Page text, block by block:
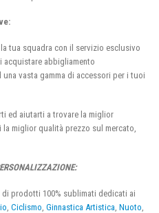
tua squadra con il servizio esclusivo
acquistare abbigliamento
vasta gamma di accessori per i tuoi
ed aiutarti a trovare la miglior
miglior qualità prezzo sul mercato,
prodotti 100% sublimati dedicati ai
Ciclismo Ginnastica Artistica Nuoto